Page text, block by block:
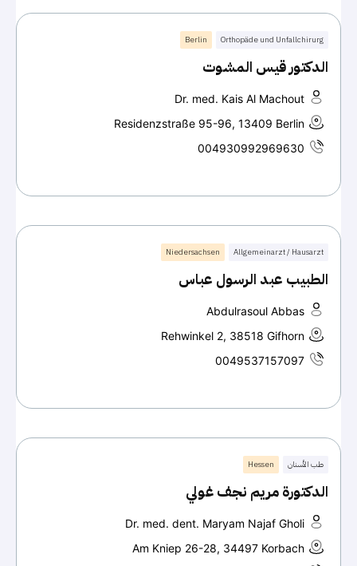
Orthopäde und Unfallchirurg
Berlin
الدكتور قيس المشوت
Dr. med. Kais Al Machout
Residenzstraße 95-96, 13409 Berlin
004930992969630
Allgemeinarzt / Hausarzt
Niedersachsen
الطبيب عبد الرسول عباس
Abdulrasoul Abbas
Rehwinkel 2, 38518 Gifhorn
0049537157097
طب الأسنان Hessen
الدكتورة مريم نجف غولي
Dr. med. dent. Maryam Najaf Gholi
Am Kniep 26-28, 34497 Korbach